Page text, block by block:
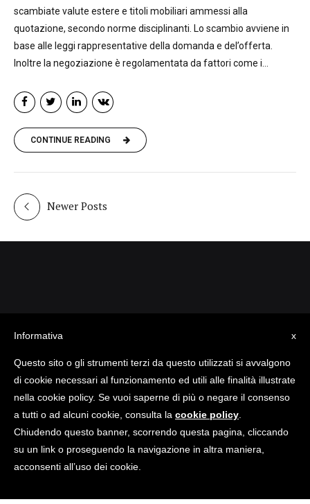
scambiate valute estere e titoli mobiliari ammessi alla
quotazione, secondo norme disciplinanti. Lo scambio avviene in
base alle leggi rappresentative della domanda e del’offerta.
Inoltre la negoziazione è regolamentata da fattori come i...
CONTINUE READING
Newer Posts
Designed byENKEY
Economind 2018-2019 © All Rights Reserved
x
Informativa
Questo sito o gli strumenti terzi da questo utilizzati si avvalgono
di cookie necessari al funzionamento ed utili alle finalità illustrate
nella cookie policy. Se vuoi saperne di più o negare il consenso
a tutti o ad alcuni cookie, consulta la cookie policy
Chiudendo questo banner, scorrendo questa pagina, cliccando
su un link o proseguendo la navigazione in altra maniera,
acconsenti all’uso dei cookie.